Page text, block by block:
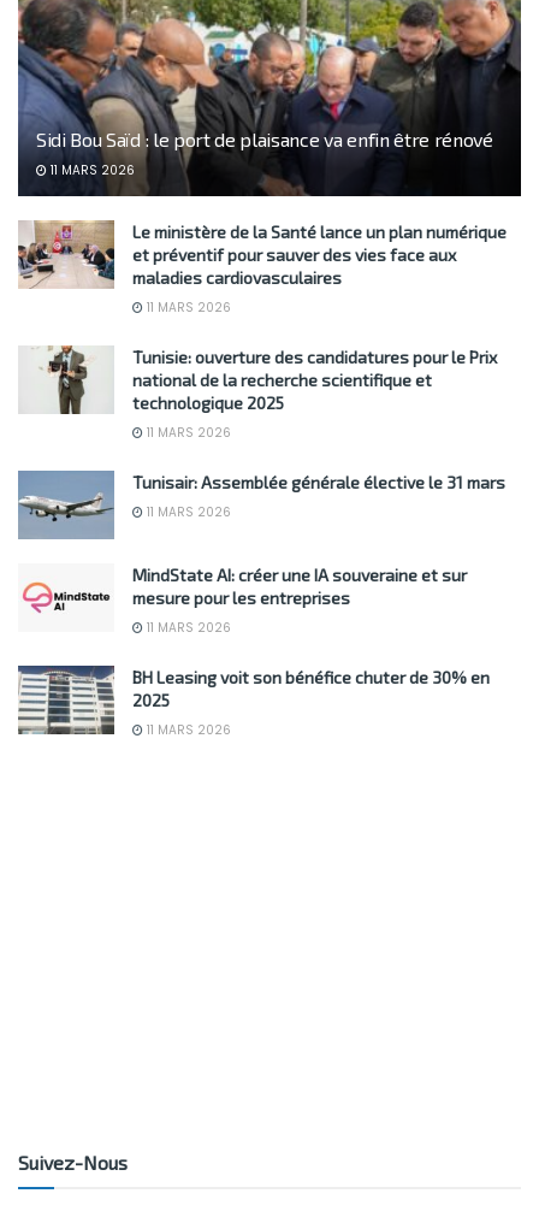
Sidi Bou Saïd : le port de plaisance va enfin être rénové
11 MARS 2026
Le ministère de la Santé lance un plan numérique
et préventif pour sauver des vies face aux
maladies cardiovasculaires
11 MARS 2026
Tunisie: ouverture des candidatures pour le Prix
national de la recherche scientifique et
technologique 2025
11 MARS 2026
Tunisair: Assemblée générale élective le 31 mars
11 MARS 2026
MindState AI: créer une IA souveraine et sur
mesure pour les entreprises
11 MARS 2026
BH Leasing voit son bénéfice chuter de 30% en
2025
11 MARS 2026
Suivez-Nous